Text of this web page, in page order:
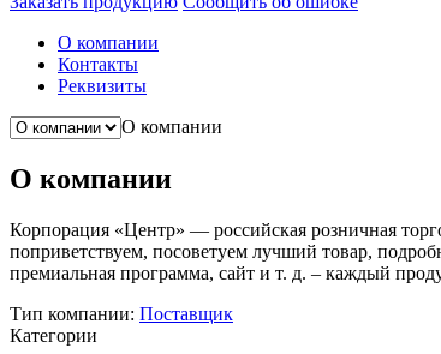
О компании
Контакты
Реквизиты
О компании
О компании
Корпорация «Центр» — российская розничная
поприветствуем, посоветуем лучший товар,
премиальная программа, сайт и т. д. – каждый
Тип компании: Поставщик
Категории